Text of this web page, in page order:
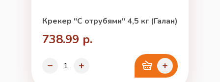
Крекер "С отрубями" 4,5 кг (Галан)
738.99 р.